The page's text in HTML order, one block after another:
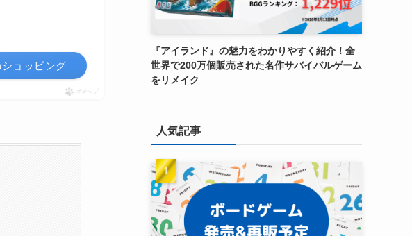
ショッピング
ポチップ
『アイランド』の魅力をわかりやすく紹介！全
世界で200万個販売された名作サバイバルゲーム
をリメイク
人気記事